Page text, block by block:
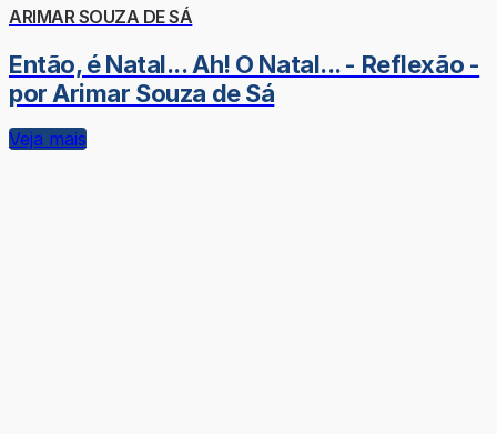
ARIMAR SOUZA DE SÁ
Então, é Natal... Ah! O Natal... - Reflexão -
por Arimar Souza de Sá
Veja mais